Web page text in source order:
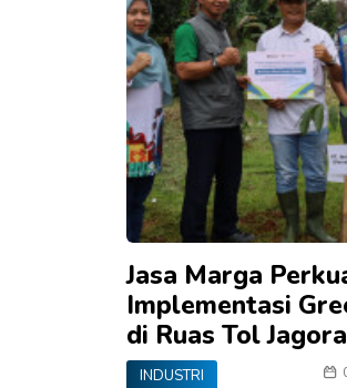
Jasa Marga
Implementasi
di Ruas Tol
INDUSTRI